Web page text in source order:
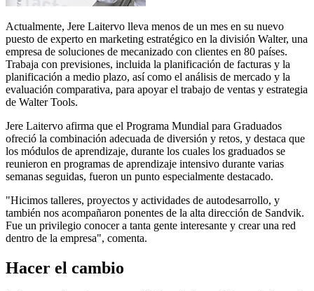
Actualmente, Jere Laitervo lleva menos de un mes en su nuevo
puesto de experto en marketing estratégico en la división Walter, una
empresa de soluciones de mecanizado con clientes en 80 países.
Trabaja con previsiones, incluida la planificación de facturas y la
planificación a medio plazo, así como el análisis de mercado y la
evaluación comparativa, para apoyar el trabajo de ventas y estrategia
de Walter Tools.
Jere Laitervo afirma que el Programa Mundial para Graduados
ofreció la combinación adecuada de diversión y retos, y destaca que
los módulos de aprendizaje, durante los cuales los graduados se
reunieron en programas de aprendizaje intensivo durante varias
semanas seguidas, fueron un punto especialmente destacado.
"Hicimos talleres, proyectos y actividades de autodesarrollo, y
también nos acompañaron ponentes de la alta dirección de Sandvik.
Fue un privilegio conocer a tanta gente interesante y crear una red
dentro de la empresa", comenta.
Hacer el cambio